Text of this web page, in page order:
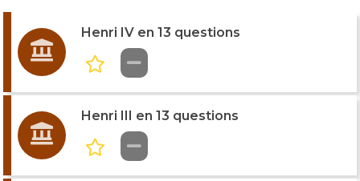
Henri IV en 13 questions
Henri III en 13 questions